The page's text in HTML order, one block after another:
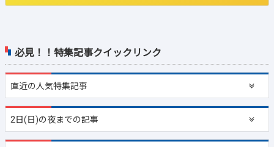
必見！！特集記事クイックリンク
直近の人気特集記事
2日(日)の夜までの記事